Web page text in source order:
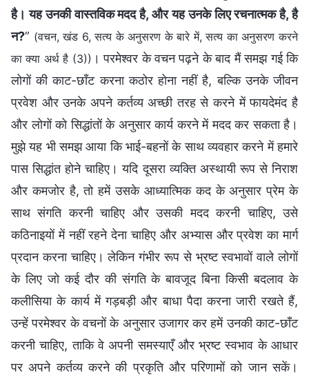
है। यह उनकी वास्तविक मदद है, और यह उनके लिए रचनात्मक है, है
न?” (वचन, खंड 6, सत्य के अनुसरण के बारे में, सत्य का अनुसरण करने
का क्या अर्थ है (3)) । परमेश्वर के वचन पढ़ने के बाद मैं समझ गई कि
लोगों की काट-छाँट करना कठोर होना नहीं है, बल्कि उनके जीवन
प्रवेश और उनके अपने कर्तव्य अच्छी तरह से करने में फायदेमंद है
और लोगों को सिद्धांतों के अनुसार कार्य करने में मदद कर सकता है।
मुझे यह भी समझ आया कि भाई-बहनों के साथ व्यवहार करने में हमारे
पास सिद्धांत होने चाहिए। यदि दूसरा व्यक्ति अस्थायी रूप से निराश
और कमजोर है, तो हमें उसके आध्यात्मिक कद के अनुसार प्रेम के
साथ संगति करनी चाहिए और उसकी मदद करनी चाहिए, उसे
कठिनाइयों में नहीं रहने देना चाहिए और अभ्यास और प्रवेश का मार्ग
प्रदान करना चाहिए। लेकिन गंभीर रूप से भ्रष्ट स्वभावों वाले लोगों
के लिए जो कई दौर की संगति के बावजूद बिना किसी बदलाव के
कलीसिया के कार्य में गड़बड़ी और बाधा पैदा करना जारी रखते हैं,
उन्हें परमेश्वर के वचनों के अनुसार उजागर कर हमें उनकी काट-छाँट
करनी चाहिए, ताकि वे अपनी समस्याएँ और भ्रष्ट स्वभाव के आधार
पर अपने कर्तव्य करने की प्रकृति और परिणामों को जान सकें।